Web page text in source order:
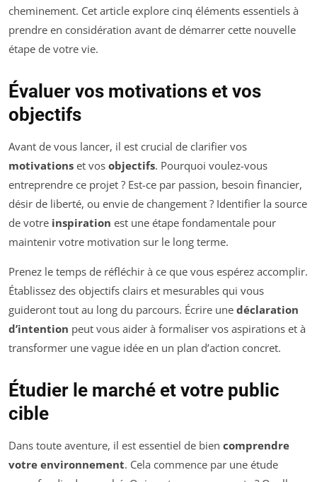
cheminement. Cet article explore cinq éléments essentiels à
prendre en considération avant de démarrer cette nouvelle
étape de votre vie.
Évaluer vos motivations et vos
objectifs
Avant de vous lancer, il est crucial de clarifier vos
motivations et vos objectifs. Pourquoi voulez-vous
entreprendre ce projet ? Est-ce par passion, besoin financier,
désir de liberté, ou envie de changement ? Identifier la source
de votre inspiration est une étape fondamentale pour
maintenir votre motivation sur le long terme.
Prenez le temps de réfléchir à ce que vous espérez accomplir.
Établissez des objectifs clairs et mesurables qui vous
guideront tout au long du parcours. Écrire une déclaration
d’intention peut vous aider à formaliser vos aspirations et à
transformer une vague idée en un plan d’action concret.
Étudier le marché et votre public
cible
Dans toute aventure, il est essentiel de bien comprendre
votre environnement. Cela commence par une étude